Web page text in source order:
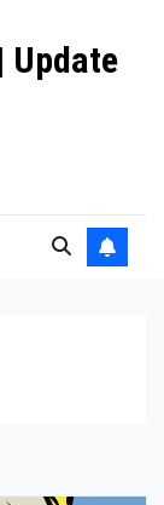
Update